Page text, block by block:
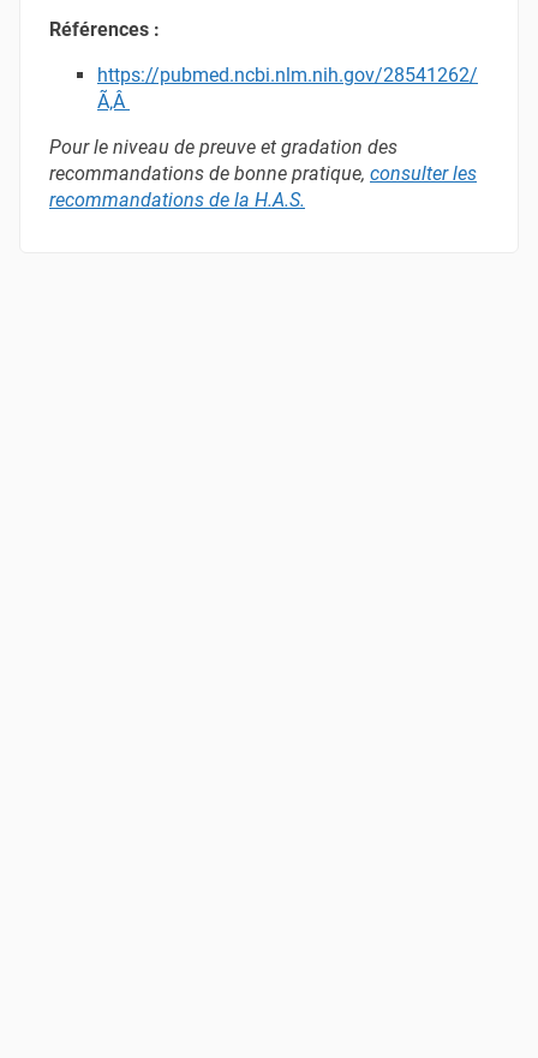
Références :
https://pubmed.ncbi.nlm.nih.gov/28541262/
Ã‚Â
Pour le niveau de preuve et gradation des
recommandations de bonne pratique, consulter les
recommandations de la H.A.S.